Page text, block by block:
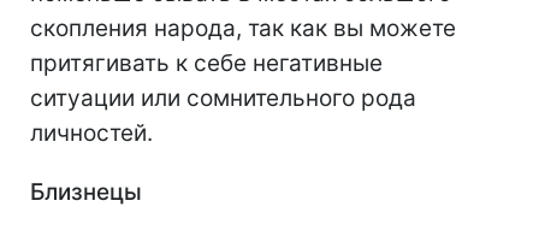
скопления народа, так как вы можете
притягивать к себе негативные
ситуации или сомнительного рода
личностей.
Близнецы